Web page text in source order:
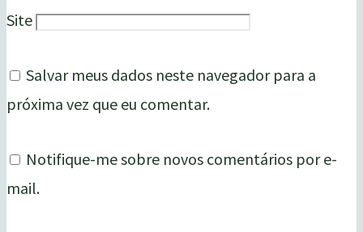
Site
Salvar meus dados neste navegador para a
próxima vez que eu comentar.
Notifique-me sobre novos comentários por e-
mail.